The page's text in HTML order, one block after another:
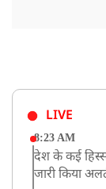
LIVE
8:23 AM
देश के कई
जारी किया